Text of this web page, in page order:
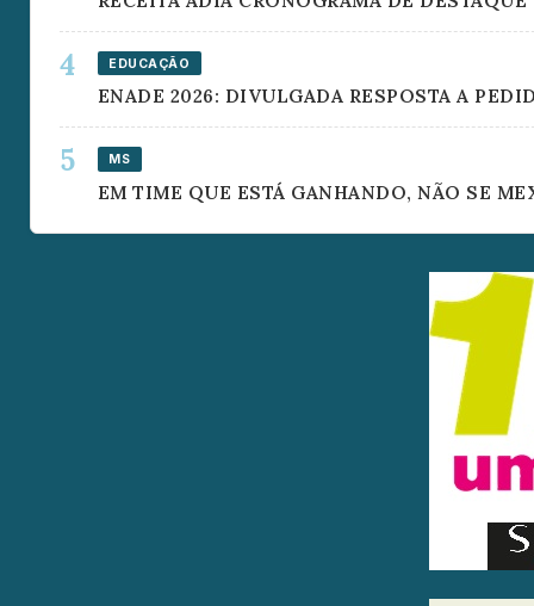
EDUCAÇÃO
ENADE 2026: DIVULGADA RESPOSTA A
MS
EM TIME QUE ESTÁ GANHANDO, NÃO SE